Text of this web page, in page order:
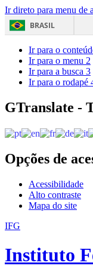
Ir direto para menu de
BRASIL
Ir para o
Ir para o menu 2
Ir para a busca 3
Ir para o rodapé
GTranslate -
Opções de
Acessibilidade
Alto contraste
Mapa do site
IFG
Instituto